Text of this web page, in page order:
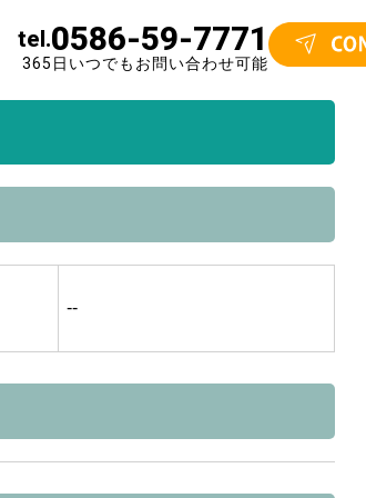
tel.0586-59-7771
365日いつでもお問い合わせ可能
--